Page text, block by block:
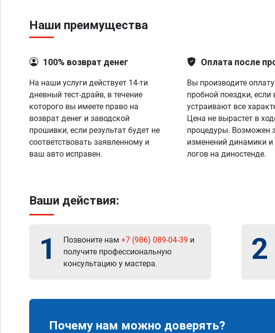
Наши преимущества
100% возврат денег
На наши услуги действует 14-ти
дневный тест-драйв, в течение
которого вы имеете право на
возврат денег и заводской
прошивки, если результат будет не
соответствовать заявленному и
ваш авто исправен.
Оплата после
Вы производите
пробной поездки, если
устраивают все
Цена не вырастет в
процедуры. Возможен
изменений динамики и
логов на диностенде.
Ваши действия:
1 Позвоните нам +7 (986) 089-04-39 и
получите профессиональную
консультацию у мастера.
2
Почему нам можно доверять?